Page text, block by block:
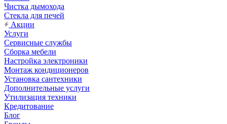
Чистка дымохода
Стекла для печей
Акции
Услуги
Сервисные службы
Сборка мебели
Настройка электроники
Монтаж кондиционеров
Установка сантехники
Дополнительные услуги
Утилизация техники
Кредитование
Блог